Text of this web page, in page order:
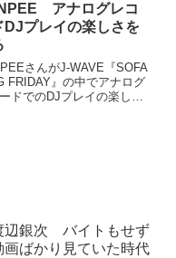
アナログレコ
DJプレイの楽しさを
さんがJ-WAVE『SOFA
FRIDAY』の中でアナログ
ドでのDJプレイの楽しさ
辺銀次 バイトもせず
画ばかり見ていた時代